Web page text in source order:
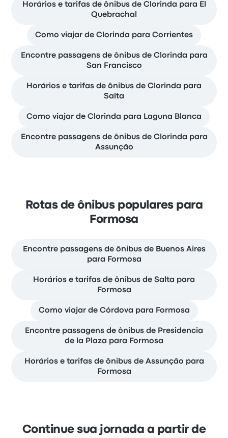
Horários e tarifas de ônibus de Clorinda para El
Quebrachal
Como viajar de Clorinda para Corrientes
Encontre passagens de ônibus de Clorinda para
San Francisco
Horários e tarifas de ônibus de Clorinda para
Salta
Como viajar de Clorinda para Laguna Blanca
Encontre passagens de ônibus de Clorinda para
Assunção
Rotas de ônibus populares para
Formosa
Encontre passagens de ônibus de Buenos Aires
para Formosa
Horários e tarifas de ônibus de Salta para
Formosa
Como viajar de Córdova para Formosa
Encontre passagens de ônibus de Presidencia
de la Plaza para Formosa
Horários e tarifas de ônibus de Assunção para
Formosa
Continue sua jornada a partir de